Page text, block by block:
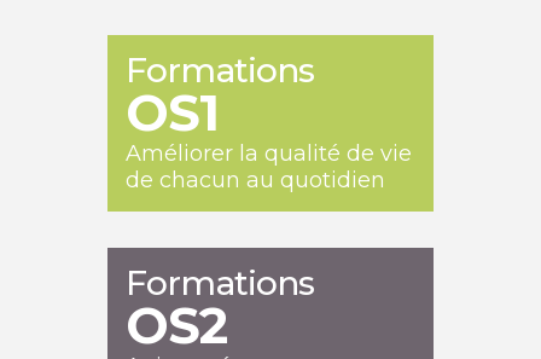
Formations
OS1
Améliorer la qualité de vie
de chacun au quotidien
Formations
OS2